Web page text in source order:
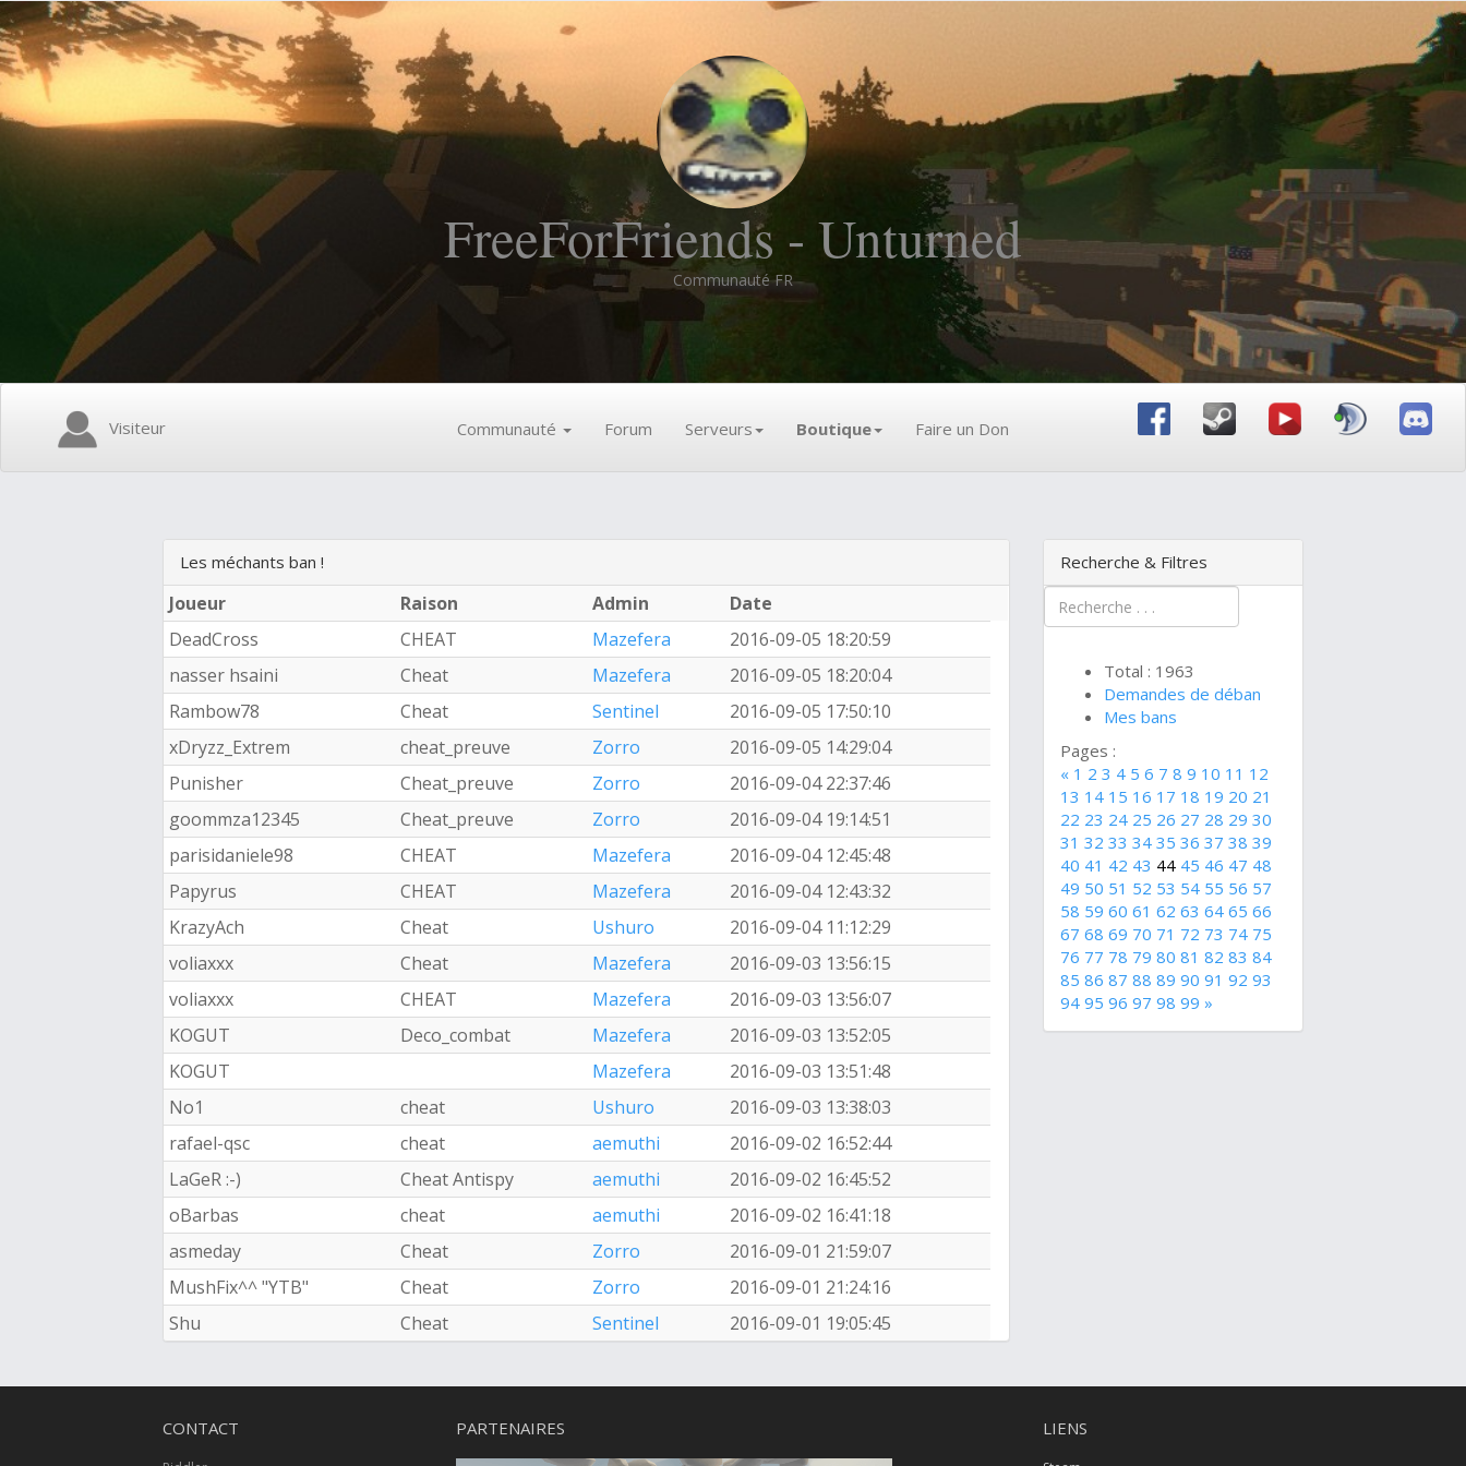
FreeForFriends - Unturned
Communauté FR
Visiteur Communauté Forum Serveurs Boutique Faire un Don
Les méchants ban !
Joueur Raison Admin
Date
DeadCross
CHEAT Mazefera
2016-09-05 18:20:59
nasser hsaini
Cheat Mazefera
2016-09-05 18:20:04
Rambow78
Cheat Sentinel
2016-09-05 17:50:10
xDryzz_Extrem
cheat_preuve Zorro
2016-09-05 14:29:04
Punisher
Cheat_preuve Zorro
2016-09-04 22:37:46
goommza12345
Cheat_preuve Zorro
2016-09-04 19:14:51
parisidaniele98
CHEAT Mazefera
2016-09-04 12:45:48
Papyrus
CHEAT Mazefera
2016-09-04 12:43:32
KrazyAch
Cheat Ushuro
2016-09-04 11:12:29
voliaxxx
Cheat Mazefera
2016-09-03 13:56:15
voliaxxx
CHEAT Mazefera
2016-09-03 13:56:07
KOGUT
Deco_combat Mazefera
2016-09-03 13:52:05
KOGUT
Mazefera
2016-09-03 13:51:48
No1
cheat Ushuro
2016-09-03 13:38:03
rafael-qsc
cheat aemuthi
2016-09-02 16:52:44
LaGeR :-)
Cheat Antispy aemuthi
2016-09-02 16:45:52
oBarbas
cheat aemuthi
2016-09-02 16:41:18
asmeday
Cheat Zorro
2016-09-01 21:59:07
MushFix^^ "YTB"
Cheat Zorro
2016-09-01 21:24:16
Shu
Cheat Sentinel 2016-09-01 19:05:45
Recherche & Filtres
Total : 1963
Demandes de déban
Mes bans
Pages :
« 1 2 3 4 5 6 7 8 9 10 11 12
13 14 15 16 17 18 19 20 21
22 23 24 25 26 27 28 29 30
31 32 33 34 35 36 37 38 39
40 41 42 43 44 45 46 47 48
49 50 51 52 53 54 55 56 57
58 59 60 61 62 63 64 65 66
67 68 69 70 71 72 73 74 75
76 77 78 79 80 81 82 83 84
85 86 87 88 89 90 91 92 93
94 95 96 97 98 99 »
CONTACT PARTENAIRES LIENS